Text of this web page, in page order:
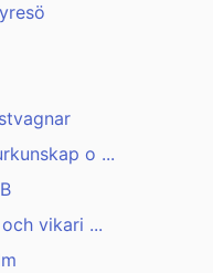
o ...
vikari ...